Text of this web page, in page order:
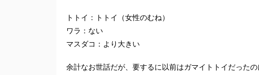
トトイ：トトイ（女性のむね）
ワラ：ない
マスダコ：より大きい
余計なお世話だが、要するに以前はガマイトトイだった